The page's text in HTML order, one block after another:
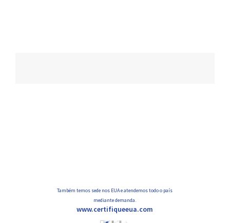
Também temos sede nos EUA e atendemos todo o país
mediante demanda.
www.certifiqueeua.com